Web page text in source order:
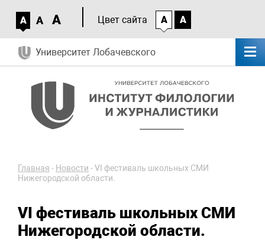
A A A Цвет сайта A A
Университет Лобачевского
Главная - Новости -VI фестиваль школьных СМИ
Нижегородской области.
VI фестиваль школьных СМИ
Нижегородской области.